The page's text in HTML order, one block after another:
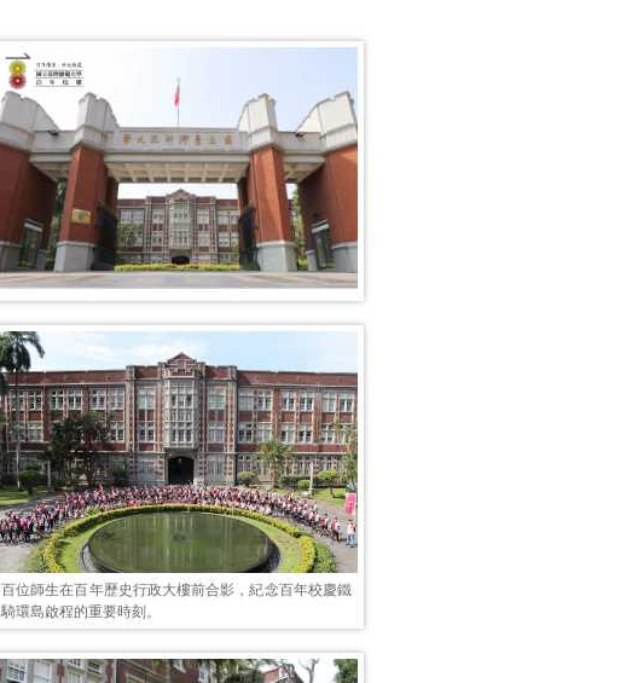
百位師生在百年歷史行政大樓前合影，紀念百年校慶鐵
騎環島啟程的重要時刻。